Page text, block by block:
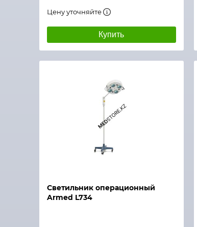
Цену уточняйте
Купить
Светильник операционный
Armed L734